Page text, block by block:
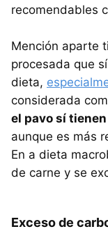
recomendables
Mención aparte
procesada que
dieta,
considerada
el pavo sí
aunque es más
En a dieta
de carne y se
Exceso de